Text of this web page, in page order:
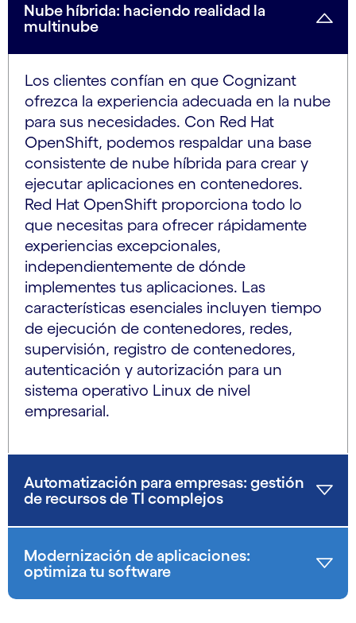
Nube híbrida: haciendo realidad la
multinube
Los clientes confían en que Cognizant
ofrezca la experiencia adecuada en la nube
para sus necesidades. Con Red Hat
OpenShift, podemos respaldar una base
consistente de nube híbrida para crear y
ejecutar aplicaciones en contenedores.
Red Hat OpenShift proporciona todo lo
que necesitas para ofrecer rápidamente
experiencias excepcionales,
independientemente de dónde
implementes tus aplicaciones. Las
características esenciales incluyen tiempo
de ejecución de contenedores, redes,
supervisión, registro de contenedores,
autenticación y autorización para un
sistema operativo Linux de nivel
empresarial.
Automatización para empresas: gestión
de recursos de TI complejos
Modernización de aplicaciones:
optimiza tu software